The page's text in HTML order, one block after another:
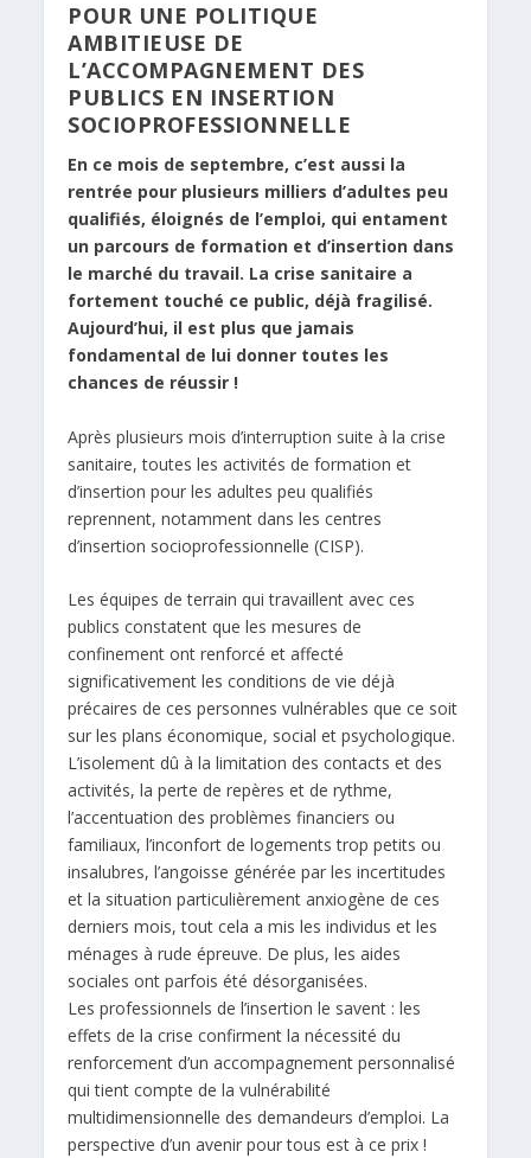
POUR UNE POLITIQUE
AMBITIEUSE DE
L’ACCOMPAGNEMENT DES
PUBLICS EN INSERTION
SOCIOPROFESSIONNELLE
En ce mois de septembre, c’est aussi la
rentrée pour plusieurs milliers d’adultes peu
qualifiés, éloignés de l’emploi, qui entament
un parcours de formation et d’insertion dans
le marché du travail. La crise sanitaire a
fortement touché ce public, déjà fragilisé.
Aujourd’hui, il est plus que jamais
fondamental de lui donner toutes les
chances de réussir !
Après plusieurs mois d’interruption suite à la crise
sanitaire, toutes les activités de formation et
d’insertion pour les adultes peu qualifiés
reprennent, notamment dans les centres
d’insertion socioprofessionnelle (CISP).
Les équipes de terrain qui travaillent avec ces
publics constatent que les mesures de
confinement ont renforcé et affecté
significativement les conditions de vie déjà
précaires de ces personnes vulnérables que ce soit
sur les plans économique, social et psychologique.
L’isolement dû à la limitation des contacts et des
activités, la perte de repères et de rythme,
l’accentuation des problèmes financiers ou
familiaux, l’inconfort de logements trop petits ou
insalubres, l’angoisse générée par les incertitudes
et la situation particulièrement anxiogène de ces
derniers mois, tout cela a mis les individus et les
ménages à rude épreuve. De plus, les aides
sociales ont parfois été désorganisées.
Les professionnels de l’insertion le savent : les
effets de la crise confirment la nécessité du
renforcement d’un accompagnement personnalisé
qui tient compte de la vulnérabilité
multidimensionnelle des demandeurs d’emploi. La
perspective d’un avenir pour tous est à ce prix !